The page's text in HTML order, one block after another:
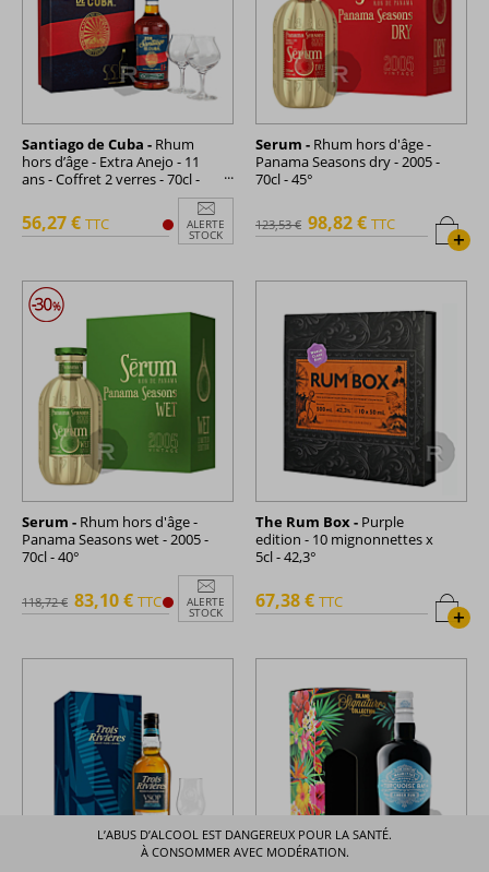
Santiago de Cuba - Rhum
hors d’âge - Extra Anejo - 11
ans - Coffret 2 verres - 70cl -
ALERTE
STOCK
56,27 € TTC
Serum - Rhum hors d'âge -
Panama Seasons dry - 2005 -
70cl - 45°
+
123,53 € 98,82 € TTC
Serum - Rhum hors d'âge -
Panama Seasons wet - 2005 -
70cl - 40°
ALERTE
STOCK
118,72 € 83,10 € TTC
The Rum Box - Purple
edition - 10 mignonnettes x
5cl - 42,3°
+
67,38 € TTC
L’ABUS D’ALCOOL EST DANGEREUX POUR LA SANTÉ.
À CONSOMMER AVEC MODÉRATION.